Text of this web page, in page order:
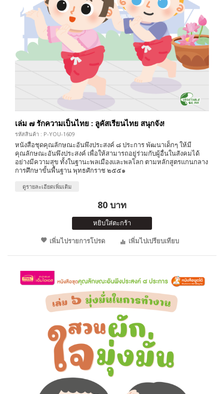
เล่ม ๗ รักความเป็นไทย : ลูคัสเรียนไทย สนุกจัง!
รหัสสินค้า : P-YOU-1609
หนังสือชุดคุณลักษณะอันพึงประสงค์ ๘ ประการ พัฒนาเด็กๆ ให้มี
คุณลักษณะอันพึงประสงค์ เพื่อให้สามารถอยู่ร่วมกับผู้อื่นในสังคมได้
อย่างมีความสุข ทั้งในฐานะพลเมืองและพลโลก ตามหลักสูตรแกนกลาง
การศึกษาขั้นพื้นฐาน พุทธศักราช ๒๕๕๑
ดูรายละเอียดเพิ่มเติม
80 บาท
หยิบใส่ตะกร้า
เพิ่มไปรายการโปรด
เพิ่มไปเปรียบเทียบ